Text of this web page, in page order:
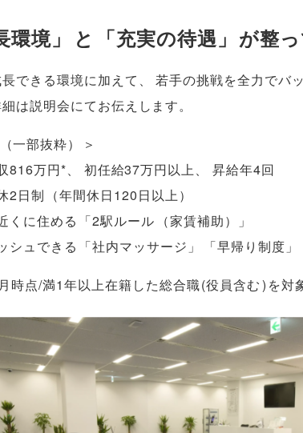
環境 」 と 「充実の待遇」 が整
できる環境に加えて 、
若手の挑戦を全力でバ
は説明会にてお伝えします。
（一部抜粋）
＞
816万円*、 初任給37万円以上、
昇給年4回
2日制 （年間休日120日以上）
に住める 「2駅ルール （家賃補助）」
ュできる 「社内マッサージ 」 「早帰り制度 」
時点/満1年以上在籍した総合職(役員含む) を対